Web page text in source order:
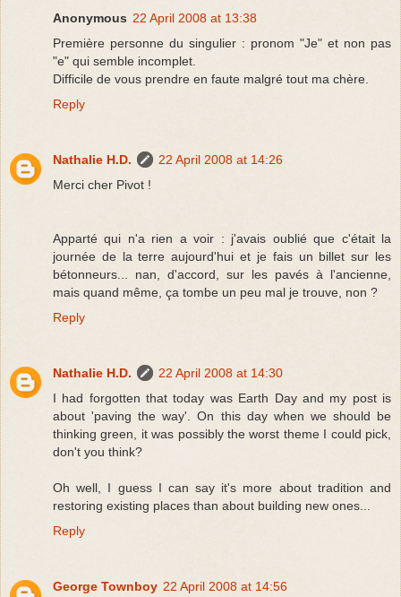
Anonymous 22 April 2008 at 13:38
Première personne du singulier : pronom "Je" et non pas
"e" qui semble incomplet.
Difficile de vous prendre en faute malgré tout ma chère.
Reply
Nathalie H.D.
22 April 2008 at 14:26
Merci cher Pivot !
Apparté qui n'a rien a voir : j'avais oublié que c'était la
journée de la terre aujourd'hui et je fais un billet sur les
bétonneurs... nan, d'accord, sur les pavés à l'ancienne,
mais quand même, ça tombe un peu mal je trouve, non ?
Reply
Nathalie H.D.
22 April 2008 at 14:30
I had forgotten that today was Earth Day and my post is
about 'paving the way'. On this day when we should be
thinking green, it was possibly the worst theme I could pick,
don't you think?
Oh well, I guess I can say it's more about tradition and
restoring existing places than about building new ones...
Reply
George Townboy 22 April 2008 at 14:56